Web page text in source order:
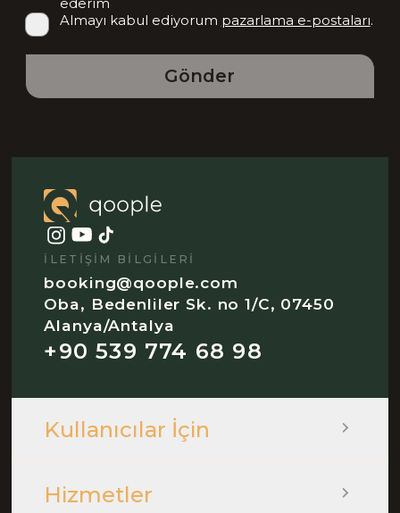
ederim
Almayı kabul ediyorum pazarlama e-postaları.
Gönder
İLETIŞIM BILGILERI
booking@qoople.com
Oba, Bedenliler Sk. no 1/C, 07450
Alanya/Antalya
+90 539 774 68 98
Kullanıcılar İçin
Hizmetler